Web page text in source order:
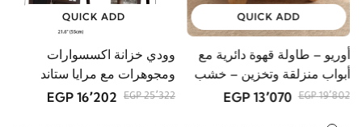
QUICK ADD
أوريو – طاولة قهوة دائرية مع
أبواب منزلقة وتخزين – خشب
طبيعي
19٬802 EGP 13٬070 EGP
QUICK ADD
وودي خزانة اكسسوارات
ومجوهرات مع مرايا ستاند
25٬322 EGP 16٬202 EGP